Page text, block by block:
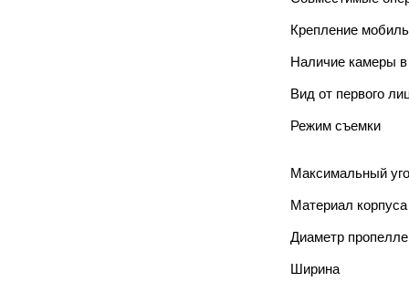
Крепление
Наличие камеры в
Вид от первого
Режим съемки
Максимальный
Материал корпуса
Диаметр
Ширина